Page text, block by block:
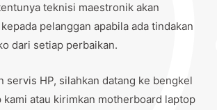
teknisi maestronik akan
pelanggan apabila ada tindakan
dari setiap perbaikan.
servis HP, silahkan datang ke bengkel
kami atau kirimkan motherboard laptop